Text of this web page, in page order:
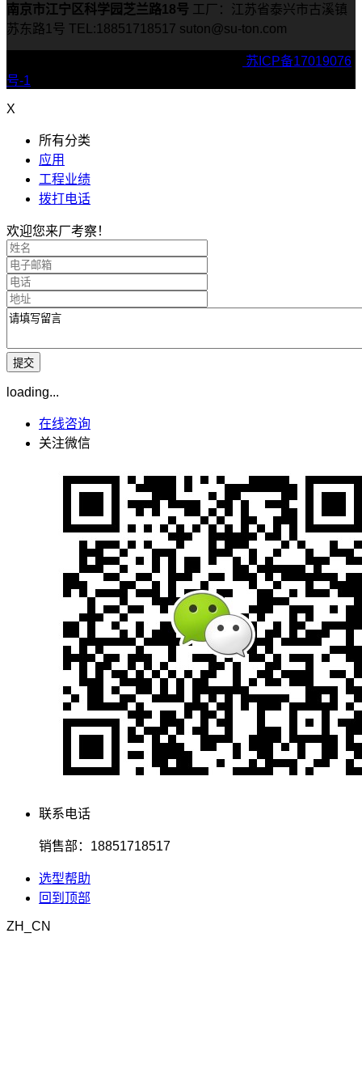
南京市江宁区科学园芝兰路18号 工厂：江苏省泰兴市古溪镇
苏东路1号 TEL:18851718517 suton@su-ton.com
苏ICP备17019076
号-1
X
所有分类
应用
工程业绩
拨打电话
欢迎您来厂考察！
loading...
在线咨询
关注微信
联系电话
销售部：18851718517
选型帮助
回到顶部
ZH_CN